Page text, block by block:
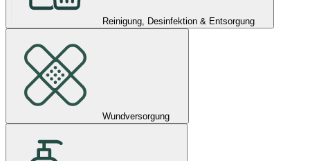
Reinigung, Desinfektion & Entsorgung
Wundversorgung